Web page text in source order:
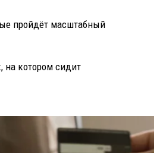
пройдёт масштабный
на котором сидит